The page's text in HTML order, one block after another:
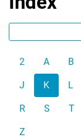
2 A B
J K L
R S T
Z